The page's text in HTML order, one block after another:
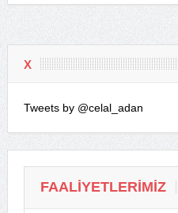
X
Tweets by @celal_adan
FAALIYETLERIMIZ